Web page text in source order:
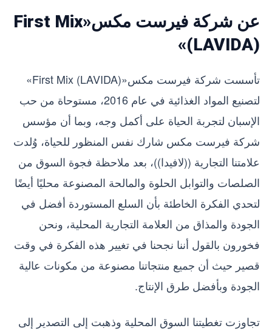
عن شركة فيرست مكس«First Mix
(LAVIDA)»
تأسست شركة فيرست مكس«First Mix (LAVIDA)»
لتصنيع المواد الغذائية في عام 2016، مستوحاة من حب
الإسبان لتجربة الحياة على أكمل وجه، وبما أن مؤسس
شركة فيرست مكس شارك نفس المنظور للحياة، وُلدت
علامتنا التجارية ((لافيدا))، بعد ملاحظة فجوة السوق من
الصلصات والتوابل الحلوة والمالحة المصنوعة محليًا أيضًا
لتحدي الفكرة الخاطئة بأن السلع المستوردة أفضل في
الجودة والمذاق من العلامة التجارية المحلية، ونحن
فخورون بالقول أننا نجحنا في تغيير هذه الفكرة في وقت
قصير حيث أن جميع منتجاتنا مصنوعة من مكونات عالية
الجودة وبأفضل طرق الإنتاج.
تجاوزت تغطيتنا السوق المحلية وذهبت إلى التصدير إلى